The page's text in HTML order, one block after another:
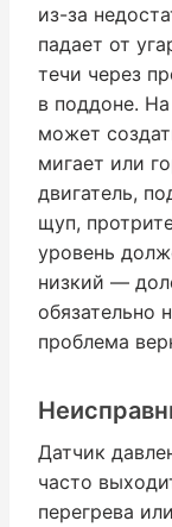
из-за
падает от
течи через
в поддоне.
может
мигает или
двигатель,
щуп,
уровень
низкий —
обязательно
проблема
Датчик
часто
перегрева